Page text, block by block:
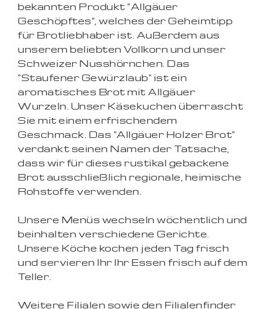
bekannten Produkt "Allgäuer
Geschöpftes", welches der Geheimtipp
für Brotliebhaber ist. Außerdem aus
unserem beliebten Vollkorn und unser
Schweizer Nusshörnchen. Das
"Staufener Gewürzlaub" ist ein
aromatisches Brot mit Allgäuer
Wurzeln. Unser Käsekuchen überrascht
Sie mit einem erfrischendem
Geschmack. Das "Allgäuer Holzer Brot"
verdankt seinen Namen der Tatsache,
dass wir für dieses rustikal gebackene
Brot ausschließlich regionale, heimische
Rohstoffe verwenden.
Unsere Menüs wechseln wöchentlich und
beinhalten verschiedene Gerichte.
Unsere Köche kochen jeden Tag frisch
und servieren Ihr Ihr Essen frisch auf dem
Teller.
Weitere Filialen sowie den Filialenfinder